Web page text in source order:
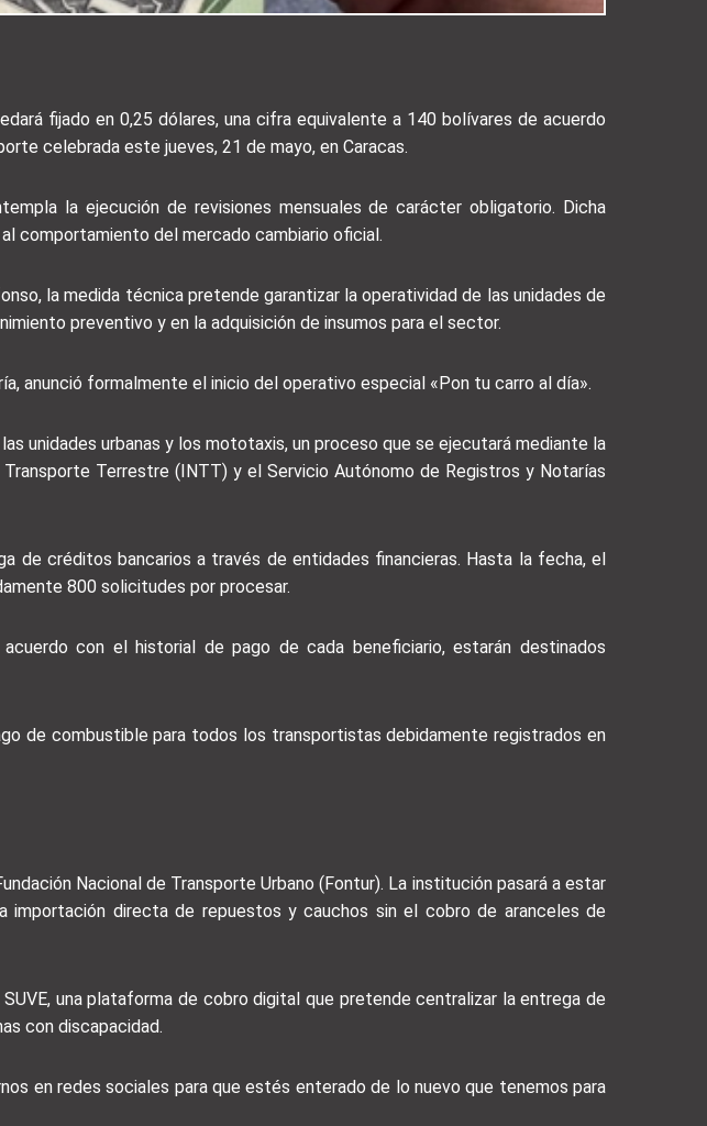
fijado en 0,25 dólares, una cifra equivalente a 140 bolívares de acuerdo
celebrada este jueves, 21 de mayo, en Caracas.
la ejecución de revisiones mensuales de carácter obligatorio. Dicha
comportamiento del mercado cambiario oficial.
la medida técnica pretende garantizar la operatividad de las unidades de
preventivo y en la adquisición de insumos para el sector.
anunció formalmente el inicio del operativo especial «Pon tu carro al día».
unidades urbanas y los mototaxis, un proceso que se ejecutará mediante la
Terrestre (INTT) y el Servicio Autónomo de Registros y Notarías
de créditos bancarios a través de entidades financieras. Hasta la fecha, el
800 solicitudes por procesar.
con el historial de pago de cada beneficiario, estarán destinados
de combustible para todos los transportistas debidamente registrados en
Nacional de Transporte Urbano (Fontur). La institución pasará a estar
importación directa de repuestos y cauchos sin el cobro de aranceles de
una plataforma de cobro digital que pretende centralizar la entrega de
con discapacidad.
en redes sociales para que estés enterado de lo nuevo que tenemos para